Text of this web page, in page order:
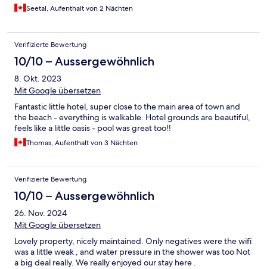
Seetal, Aufenthalt von 2 Nächten
Verifizierte Bewertung
10/10 – Aussergewöhnlich
8. Okt. 2023
Mit Google übersetzen
Fantastic little hotel, super close to the main area of town and
the beach - everything is walkable. Hotel grounds are beautiful,
feels like a little oasis - pool was great too!!
Thomas, Aufenthalt von 3 Nächten
Verifizierte Bewertung
10/10 – Aussergewöhnlich
26. Nov. 2024
Mit Google übersetzen
Lovely property, nicely maintained. Only negatives were the wifi
was a little weak , and water pressure in the shower was too Not
a big deal really. We really enjoyed our stay here .